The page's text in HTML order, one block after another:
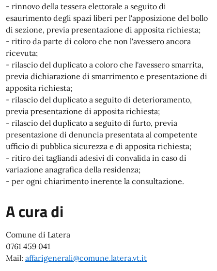
- rinnovo della tessera elettorale a seguito di
esaurimento degli spazi liberi per l'apposizione del bollo
di sezione, previa presentazione di apposita richiesta;
- ritiro da parte di coloro che non l'avessero ancora
ricevuta;
- rilascio del duplicato a coloro che l'avessero smarrita,
previa dichiarazione di smarrimento e presentazione di
apposita richiesta;
- rilascio del duplicato a seguito di deterioramento,
previa presentazione di apposita richiesta;
- rilascio del duplicato a seguito di furto, previa
presentazione di denuncia presentata al competente
ufficio di pubblica sicurezza e di apposita richiesta;
- ritiro dei tagliandi adesivi di convalida in caso di
variazione anagrafica della residenza;
- per ogni chiarimento inerente la consultazione.
A cura di
Comune di Latera
0761 459 041
Mail: affarigenerali@comune.latera.vt.it